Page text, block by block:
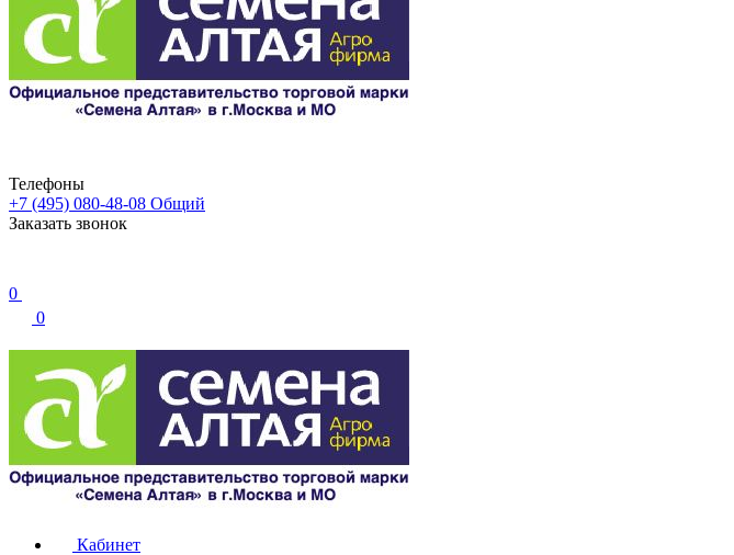
Телефоны
+7 (495) 080-48-08 Общий
Заказать звонок
0
0
Кабинет